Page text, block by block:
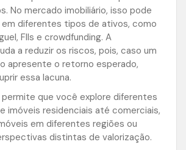
No mercado imobiliário, isso pode
em diferentes tipos de ativos, como
FIIs e crowdfunding. A
a reduzir os riscos, pois, caso um
apresente o retorno esperado,
essa lacuna.
que você explore diferentes
imóveis residenciais até comerciais,
em diferentes regiões ou
distintas de valorização.